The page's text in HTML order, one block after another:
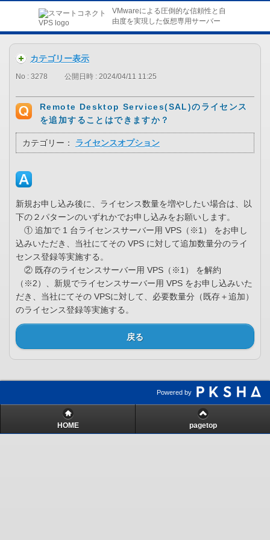
VMwareによる圧倒的な信頼性と自
由度を実現した仮想専用サーバー
カテゴリー表示
No : 3278 公開日時 : 2024/04/11 11:25
Remote Desktop Services(SAL)のライセンス
を追加することはできますか？
カテゴリー： ライセンスオプション
新規お申し込み後に、ライセンス数量を増やしたい場合は、以
下の２パターンのいずれかでお申し込みをお願いします。
① 追加で 1 台ライセンスサーバー用 VPS（※1） をお申し
込みいただき、当社にてその VPS に対して追加数量分のライ
センス登録等実施する。
② 既存のライセンスサーバー用 VPS（※1） を解約
（※2）、新規でライセンスサーバー用 VPS をお申し込みいた
だき、当社にてその VPSに対して、必要数量分（既存＋追加）
のライセンス登録等実施する。
戻る
Powered by
HOME pagetop